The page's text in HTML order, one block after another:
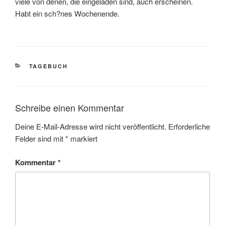
Habt ein sch?nes Wochenende.
KATEGORIEN
TAGEBUCH
Schreibe einen Kommentar
Deine E-Mail-Adresse wird nicht veröffentlicht. Erforderliche
Felder sind mit* markiert
Kommentar*